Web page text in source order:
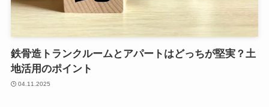
鉄骨造トランクルームとアパートはどっちが堅実？土
地活用のポイント
04.11.2025